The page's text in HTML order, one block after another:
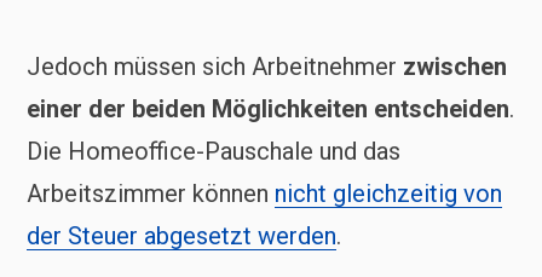
Jedoch müssen sich Arbeitnehmer zwischen
einer der beiden Möglichkeiten entscheiden.
Die Homeoffice-Pauschale und das
Arbeitszimmer können nicht gleichzeitig von
der Steuer abgesetzt werden.